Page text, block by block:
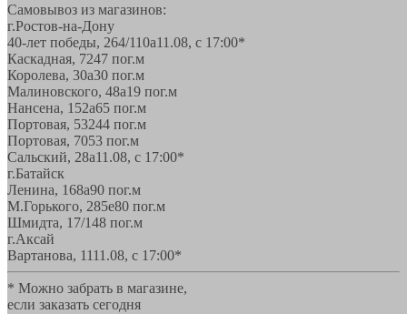
Самовывоз из магазинов:
г.Ростов-на-Дону
40-лет победы, 264/110а11.08, с 17:00*
Каскадная, 7247 пог.м
Королева, 30а30 пог.м
Малиновского, 48а19 пог.м
Нансена, 152а65 пог.м
Портовая, 53244 пог.м
Портовая, 7053 пог.м
Сальский, 28a11.08, с 17:00*
г.Батайск
Ленина, 168а90 пог.м
М.Горького, 285е80 пог.м
Шмидта, 17/148 пог.м
г.Аксай
Вартанова, 1111.08, с 17:00*
* Можно забрать в магазине,
если заказать сегодня